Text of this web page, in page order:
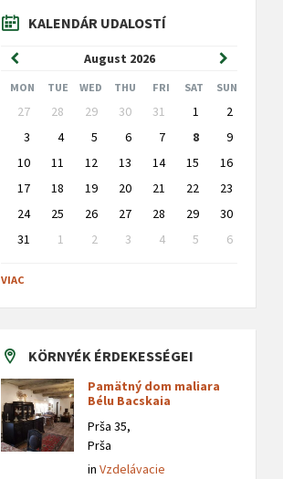
KALENDÁR UDALOSTÍ
August 2026
Previous
Month
Next
Month
MON TUE WED THU FRI SAT SUN
Skip
calendar
days
27 28 29 30 31 1
2
3
4 5 6 7 8
9
10
11 12 13 14 15
16
17
18 19 20 21 22
23
24
25 26 27 28 29
30
31
1 2 3 4 5
6
to
calendar
VIAC
KÖRNYÉK ÉRDEKESSÉGEI
Pamätný dom maliara
Bélu Bacskaia
Prša 35,
Prša
inVzdelávacie